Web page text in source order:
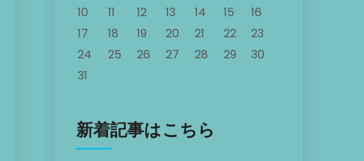
10
11 12 13 14 15
16
17
18 19 20 21 22
23
24
25 26 27 28 29
30
31
新着記事はこちら